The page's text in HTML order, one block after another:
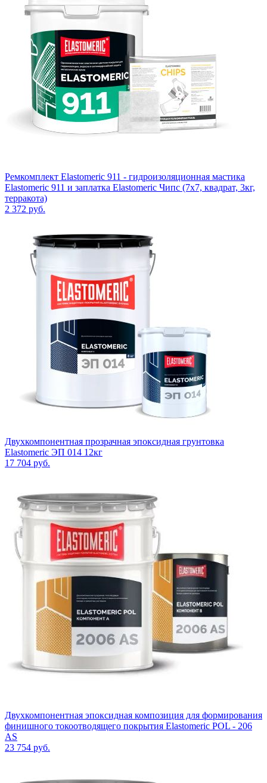
Ремкомплект Elastomeric 911 - гидроизоляционная мастика
Elastomeric 911 и заплатка Elastomeric Чипс (7х7, квадрат, 3кг,
терракота)
2 372 руб.
Двухкомпонентная прозрачная эпоксидная грунтовка
Elastomeric ЭП 014 12кг
17 704 руб.
Двухкомпонентная эпоксидная композиция для формирования
финишного токоотводящего покрытия Elastomeric POL - 206
AS
23 754 руб.